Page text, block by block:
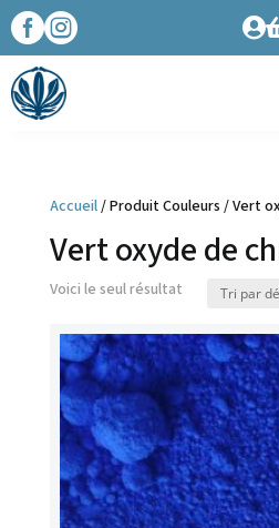
 
Accueil/ Produit Couleurs / Vert
Vert oxyde de
Voici le seul résultat